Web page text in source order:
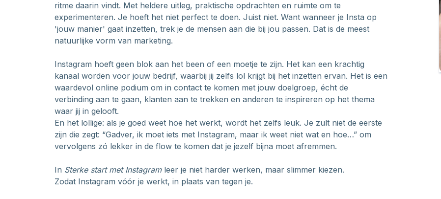
ritme daarin vindt. Met heldere uitleg, praktische opdrachten en ruimte om te
experimenteren. Je hoeft het niet perfect te doen. Juist niet. Want wanneer je Insta op
'jouw manier' gaat inzetten, trek je de mensen aan die bij jou passen. Dat is de meest
natuurlijke vorm van marketing.
Instagram hoeft geen blok aan het been of een moetje te zijn. Het kan een krachtig
kanaal worden voor jouw bedrijf, waarbij jij zelfs lol krijgt bij het inzetten ervan. Het is een
waardevol online podium om in contact te komen met jouw doelgroep, écht de
verbinding aan te gaan, klanten aan te trekken en anderen te inspireren op het thema
waar jij in gelooft.
En het lollige: als je goed weet hoe het werkt, wordt het zelfs leuk. Je zult niet de eerste
zijn die zegt: “Gadver, ik moet iets met Instagram, maar ik weet niet wat en hoe…” om
vervolgens zó lekker in de flow te komen dat je jezelf bijna moet afremmen.
In Sterke start met Instagramleer je niet harder werken, maar slimmer kiezen.
Zodat Instagram vóór je werkt, in plaats van tegen je.